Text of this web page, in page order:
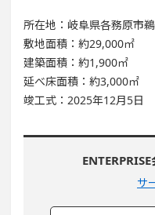
所在地：岐阜県各務原市
敷地面積：約29,000㎡
建築面積：約1,900㎡
延べ床面積：約3,000㎡
竣工式：2025年12月5日
サ